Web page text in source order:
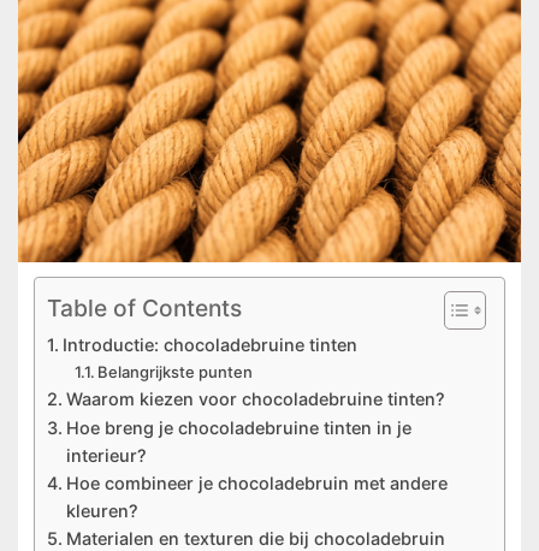
Table of Contents
Introductie: chocoladebruine tinten
Belangrijkste punten
Waarom kiezen voor chocoladebruine tinten?
Hoe breng je chocoladebruine tinten in je
interieur?
Hoe combineer je chocoladebruin met andere
kleuren?
Materialen en texturen die bij chocoladebruin